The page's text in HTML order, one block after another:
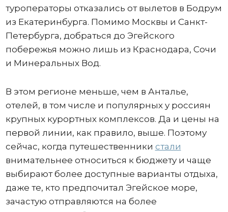
туроператоры отказались от вылетов в Бодрум
из Екатеринбурга. Помимо Москвы и Санкт-
Петербурга, добраться до Эгейского
побережья можно лишь из Краснодара, Сочи
и Минеральных Вод.
В этом регионе меньше, чем в Анталье,
отелей, в том числе и популярных у россиян
крупных курортных комплексов. Да и цены на
первой линии, как правило, выше. Поэтому
сейчас, когда путешественники стали
внимательнее относиться к бюджету и чаще
выбирают более доступные варианты отдыха,
даже те, кто предпочитал Эгейское море,
зачастую отправляются на более